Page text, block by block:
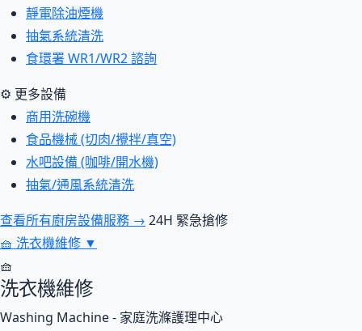
靜電除油煙機
抽氣系統清洗
食環署 WR1/WR2 諮詢
⚙ 更多設備
商用洗碗機
食品機械 (切肉/攪拌/真空)
水吧設備 (咖啡/開水機)
抽氣/通風系統清洗
查看所有廚房設備服務 → 24H 緊急搶修
🧺 洗衣機維修 ▼
🧺
洗衣機維修
Washing Machine - 家庭洗滌護理中心